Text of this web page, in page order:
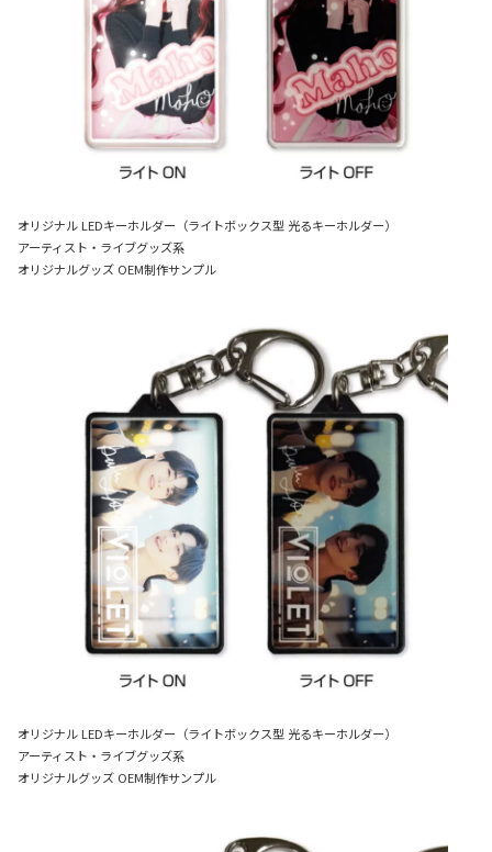
オリジナル LEDキーホルダー（ライトボックス型 光るキーホルダー）
アーティスト・ライブグッズ系
オリジナルグッズ OEM制作サンプル
オリジナル LEDキーホルダー（ライトボックス型 光るキーホルダー）
アーティスト・ライブグッズ系
オリジナルグッズ OEM制作サンプル